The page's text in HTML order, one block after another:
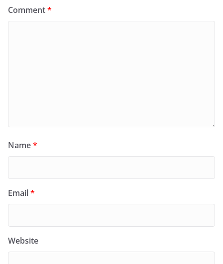
Comment*
Name*
Email*
Website